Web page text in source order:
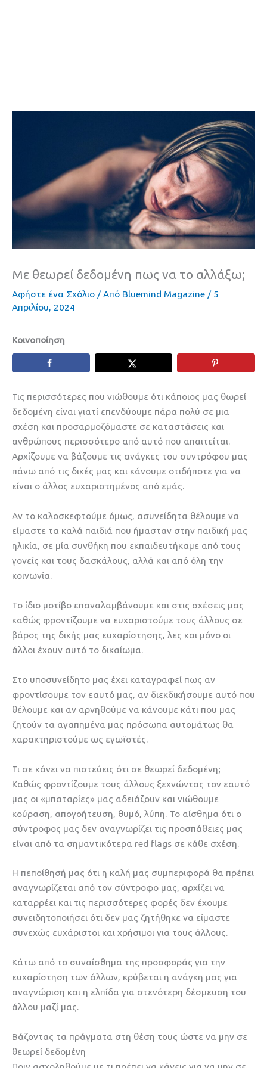
Με θεωρεί δεδομένη πως να το αλλάξω;
Αφήστε ένα Σχόλιο / Από Bluemind Magazine / 5
Απριλίου, 2024
Κοινοποίηση
Τις περισσότερες που νιώθουμε ότι κάποιος μας θωρεί
δεδομένη είναι γιατί επενδύουμε πάρα πολύ σε μια
σχέση και προσαρμοζόμαστε σε καταστάσεις και
ανθρώπους περισσότερο από αυτό που απαιτείται.
Αρχίζουμε να βάζουμε τις ανάγκες του συντρόφου μας
πάνω από τις δικές μας και κάνουμε οτιδήποτε για να
είναι ο άλλος ευχαριστημένος από εμάς.
Αν το καλοσκεφτούμε όμως, ασυνείδητα θέλουμε να
είμαστε τα καλά παιδιά που ήμασταν στην παιδική μας
ηλικία, σε μία συνθήκη που εκπαιδευτήκαμε από τους
γονείς και τους δασκάλους, αλλά και από όλη την
κοινωνία.
Το ίδιο μοτίβο επαναλαμβάνουμε και στις σχέσεις μας
καθώς φροντίζουμε να ευχαριστούμε τους άλλους σε
βάρος της δικής μας ευχαρίστησης, λες και μόνο οι
άλλοι έχουν αυτό το δικαίωμα.
Στο υποσυνείδητο μας έχει καταγραφεί πως αν
φροντίσουμε τον εαυτό μας, αν διεκδικήσουμε αυτό που
θέλουμε και αν αρνηθούμε να κάνουμε κάτι που μας
ζητούν τα αγαπημένα μας πρόσωπα αυτομάτως θα
χαρακτηριστούμε ως εγωϊστές.
Τι σε κάνει να πιστεύεις ότι σε θεωρεί δεδομένη;
Καθώς φροντίζουμε τους άλλους ξεχνώντας τον εαυτό
μας οι «μπαταρίες» μας αδειάζουν και νιώθουμε
κούραση, απογοήτευση, θυμό, λύπη. Το αίσθημα ότι ο
σύντροφος μας δεν αναγνωρίζει τις προσπάθειες μας
είναι από τα σημαντικότερα red flags σε κάθε σχέση.
Η πεποίθησή μας ότι η καλή μας συμπεριφορά θα πρέπει
αναγνωρίζεται από τον σύντροφο μας, αρχίζει να
καταρρέει και τις περισσότερες φορές δεν έχουμε
συνειδητοποιήσει ότι δεν μας ζητήθηκε να είμαστε
συνεχώς ευχάριστοι και χρήσιμοι για τους άλλους.
Κάτω από το συναίσθημα της προσφοράς για την
ευχαρίστηση των άλλων, κρύβεται η ανάγκη μας για
αναγνώριση και η ελπίδα για στενότερη δέσμευση του
άλλου μαζί μας.
Βάζοντας τα πράγματα στη θέση τους ώστε να μην σε
θεωρεί δεδομένη